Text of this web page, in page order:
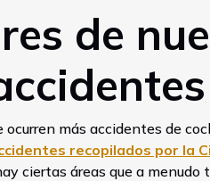
de
más accidentes de
recopilados por la
ciertas áreas que a